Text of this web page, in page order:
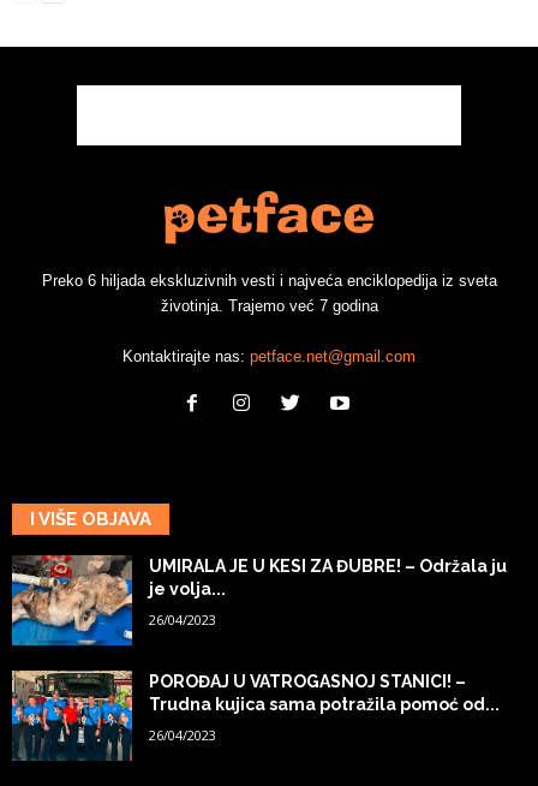
Preko 6 hiljada ekskluzivnih vesti i najveća enciklopedija iz sveta
životinja. Trajemo već 7 godina
Kontaktirajte nas: petface.net@gmail.com
I VIŠE OBJAVA
UMIRALA JE U KESI ZA ĐUBRE! – Održala ju
je volja...
26/04/2023
POROĐAJ U VATROGASNOJ STANICI! –
Trudna kujica sama potražila pomoć od...
26/04/2023